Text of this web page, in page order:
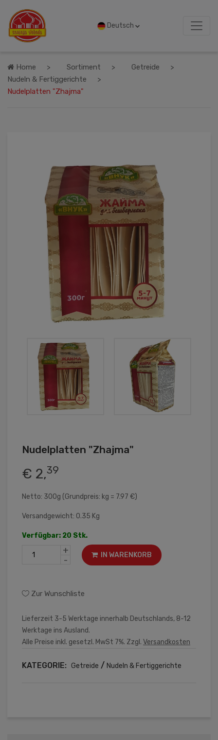
Deutsch
Home Sortiment
Getreide
Nudeln & Fertiggerichte
Nudelplatten "Zhajma"
Nudelplatten "Zhajma"
€ 2,39
Netto: 300g (Grundpreis: kg = 7.97 €)
Versandgewicht: 0.35 Kg
Verfügbar: 20 Stk.
+
-
IN WARENKORB
Zur Wunschliste
Lieferzeit 3-5 Werktage innerhalb Deutschlands, 8-12
Werktage ins Ausland.
Alle Preise inkl. gesetzl. MwSt 7%. Zzgl. Versandkosten
KATEGORIE: Getreide / Nudeln & Fertiggerichte